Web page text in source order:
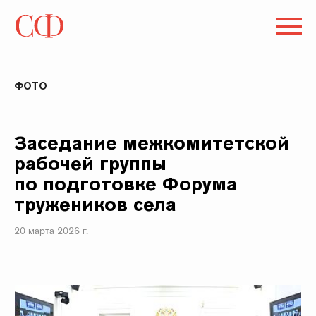
ФОТО
Заседание межкомитетской
рабочей группы
по подготовке Форума
тружеников села
20 марта 2026 г.